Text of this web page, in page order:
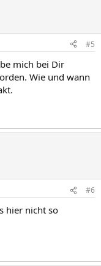
#5
mich bei Dir
Wie und wann
#6
hier nicht so